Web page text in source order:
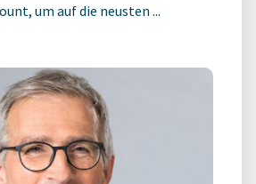
um auf die neusten ...